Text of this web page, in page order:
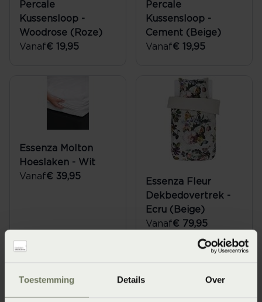
Toestemming Details Over
Percale
Kussensloop -
Woodrose (Roze)
Vanaf€ 19,95
Percale
Kussensloop -
Cement (Beige)
Vanaf€ 19,95
Essenza Molton
Hoeslaken - Wit
Vanaf€ 39,95
Essenza Fleur
Dekbedovertrek -
Ecru (Beige)
Vanaf€ 79,95